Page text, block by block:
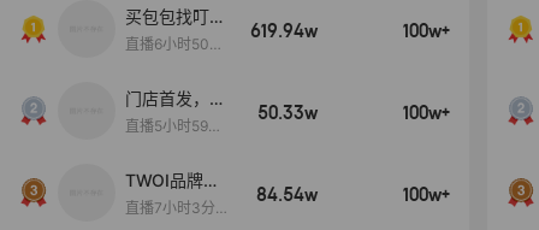
买包包找叮
当,一折购！
直播6小时50分
619.94w 100w+
门店首发，秋
款大上新！！
直播5小时59分
50.33w 100w+
TWOI品牌直
播间新款上
直播7小时3分5
84.54w 100w+